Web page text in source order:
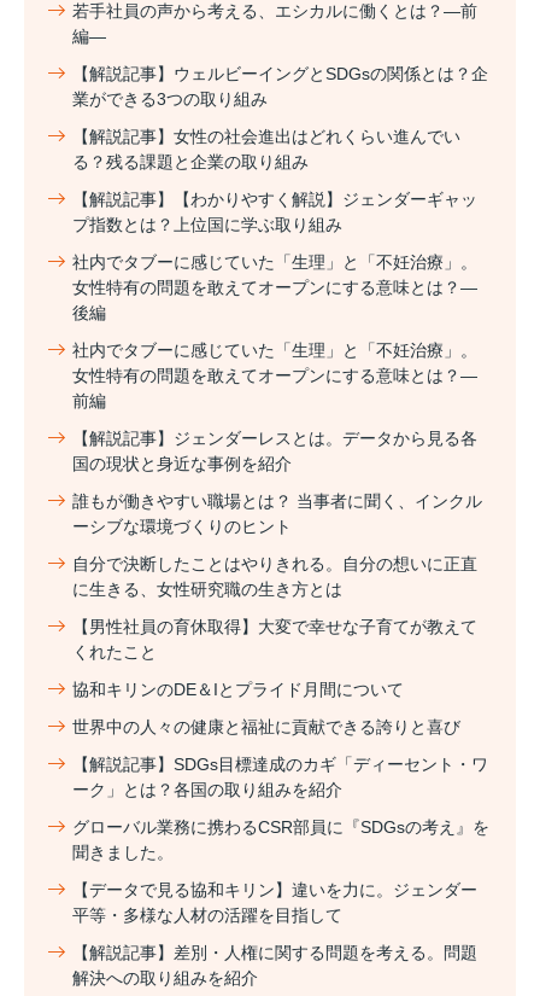
若手社員の声から考える、エシカルに働くとは？―前
編―
【解説記事】ウェルビーイングとSDGsの関係とは？企
業ができる3つの取り組み
【解説記事】女性の社会進出はどれくらい進んでい
る？残る課題と企業の取り組み
【解説記事】【わかりやすく解説】ジェンダーギャッ
プ指数とは？上位国に学ぶ取り組み
社内でタブーに感じていた「生理」と「不妊治療」。
女性特有の問題を敢えてオープンにする意味とは？―
後編
社内でタブーに感じていた「生理」と「不妊治療」。
女性特有の問題を敢えてオープンにする意味とは？―
前編
【解説記事】ジェンダーレスとは。データから見る各
国の現状と身近な事例を紹介
誰もが働きやすい職場とは？ 当事者に聞く、インクル
ーシブな環境づくりのヒント
自分で決断したことはやりきれる。自分の想いに正直
に生きる、女性研究職の生き方とは
【男性社員の育休取得】大変で幸せな子育てが教えて
くれたこと
協和キリンのDE＆Iとプライド月間について
世界中の人々の健康と福祉に貢献できる誇りと喜び
【解説記事】SDGs目標達成のカギ「ディーセント・ワ
ーク」とは？各国の取り組みを紹介
グローバル業務に携わるCSR部員に『SDGsの考え』を
聞きました。
【データで見る協和キリン】違いを力に。ジェンダー
平等・多様な人材の活躍を目指して
【解説記事】差別・人権に関する問題を考える。問題
解決への取り組みを紹介